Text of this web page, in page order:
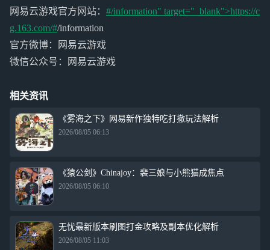
网易云游戏官方网站： #/information" target="_blank">https://c
g.163.com/#/information
官方微博：网易云游戏
微信公众号：网易云游戏
相关资讯
《雾海之下》网易新作独特吃打撤玩法解析
2026/08/05 06:13
《猿公剑》Chinajoy：裴三娘与小熊猫成焦点
2026/08/05 06:10
无忧最新版本刷图打金攻略及副本优化解析
2026/08/05 11:03